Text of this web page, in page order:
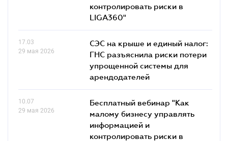
контролировать риски в
LIGA360"
17.03
29 мая 2026
СЭС на крыше и единый налог:
ГНС разъяснила риски потери
упрощенной системы для
арендодателей
10.07
29 мая 2026
Бесплатный вебинар "Как
малому бизнесу управлять
информацией и
контролировать риски в